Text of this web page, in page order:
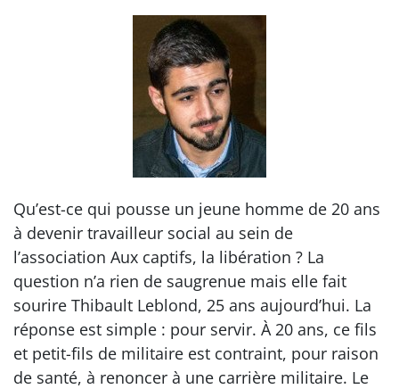
Qu’est-ce qui pousse un jeune homme de 20 ans
à devenir travailleur social au sein de
l’association Aux captifs, la libération ? La
question n’a rien de saugrenue mais elle fait
sourire Thibault Leblond, 25 ans aujourd’hui. La
réponse est simple : pour servir. À 20 ans, ce fils
et petit-fils de militaire est contraint, pour raison
de santé, à renoncer à une carrière militaire. Le